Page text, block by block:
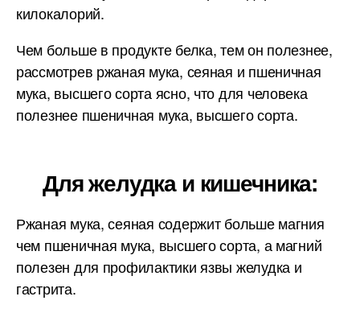
килокалорий.
Чем больше в продукте белка, тем он полезнее,
рассмотрев ржаная мука, сеяная и пшеничная
мука, высшего сорта ясно, что для человека
полезнее пшеничная мука, высшего сорта.
Для желудка и кишечника:
Ржаная мука, сеяная содержит больше магния
чем пшеничная мука, высшего сорта, а магний
полезен для профилактики язвы желудка и
гастрита.